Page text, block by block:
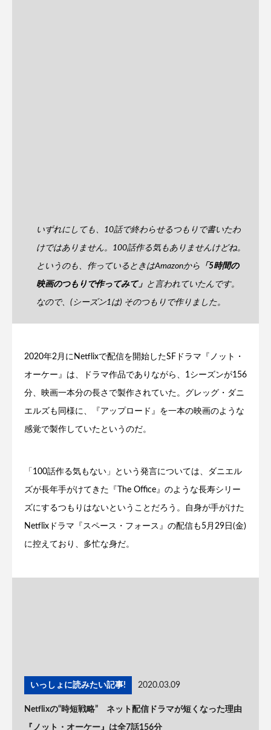
いずれにしても、10話で終わらせるつもりで書いたわ
けではありません。100話作る気もありませんけどね。
というのも、作っているときはAmazonから 「5時間の
映画のつもりで作ってみて」 と言われていたんです。
なので、(シーズン1は) そのつもりで作りました。
2020年2月にNetflixで配信を開始したSFドラマ『ノット・
オーケー』は、ドラマ作品でありながら、1シーズンが156
分、映画一本分の長さで製作されていた。グレッグ・ダニ
エルズも同様に、『アップロード』を一本の映画のような
感覚で製作していたというのだ。
「100話作る気もない」という発言については、ダニエル
ズが長年手がけてきた『The Office』のような長寿シリー
ズにするつもりはないということだろう。自身が手がけた
Netflixドラマ『スペース・フォース』の配信も5月29日(金)
に控えており、多忙な身だ。
いっしょに読みたい記事! 2020.03.09
Netflixの“時短戦略” ネット配信ドラマが短くなった理由
『ノット・オーケー』は全7話156分